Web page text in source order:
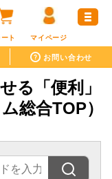
ト マイページ
お問い合わせ
る「便利」
総合TOP）